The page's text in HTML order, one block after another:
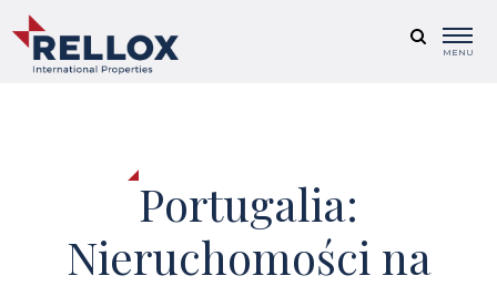
MENU
Portugalia:
Nieruchomości na